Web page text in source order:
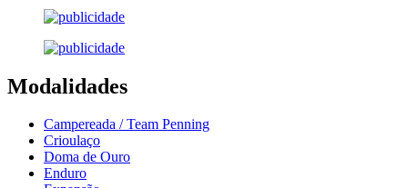
Modalidades
Campereada / Team Penning
Crioulaço
Doma de Ouro
Enduro